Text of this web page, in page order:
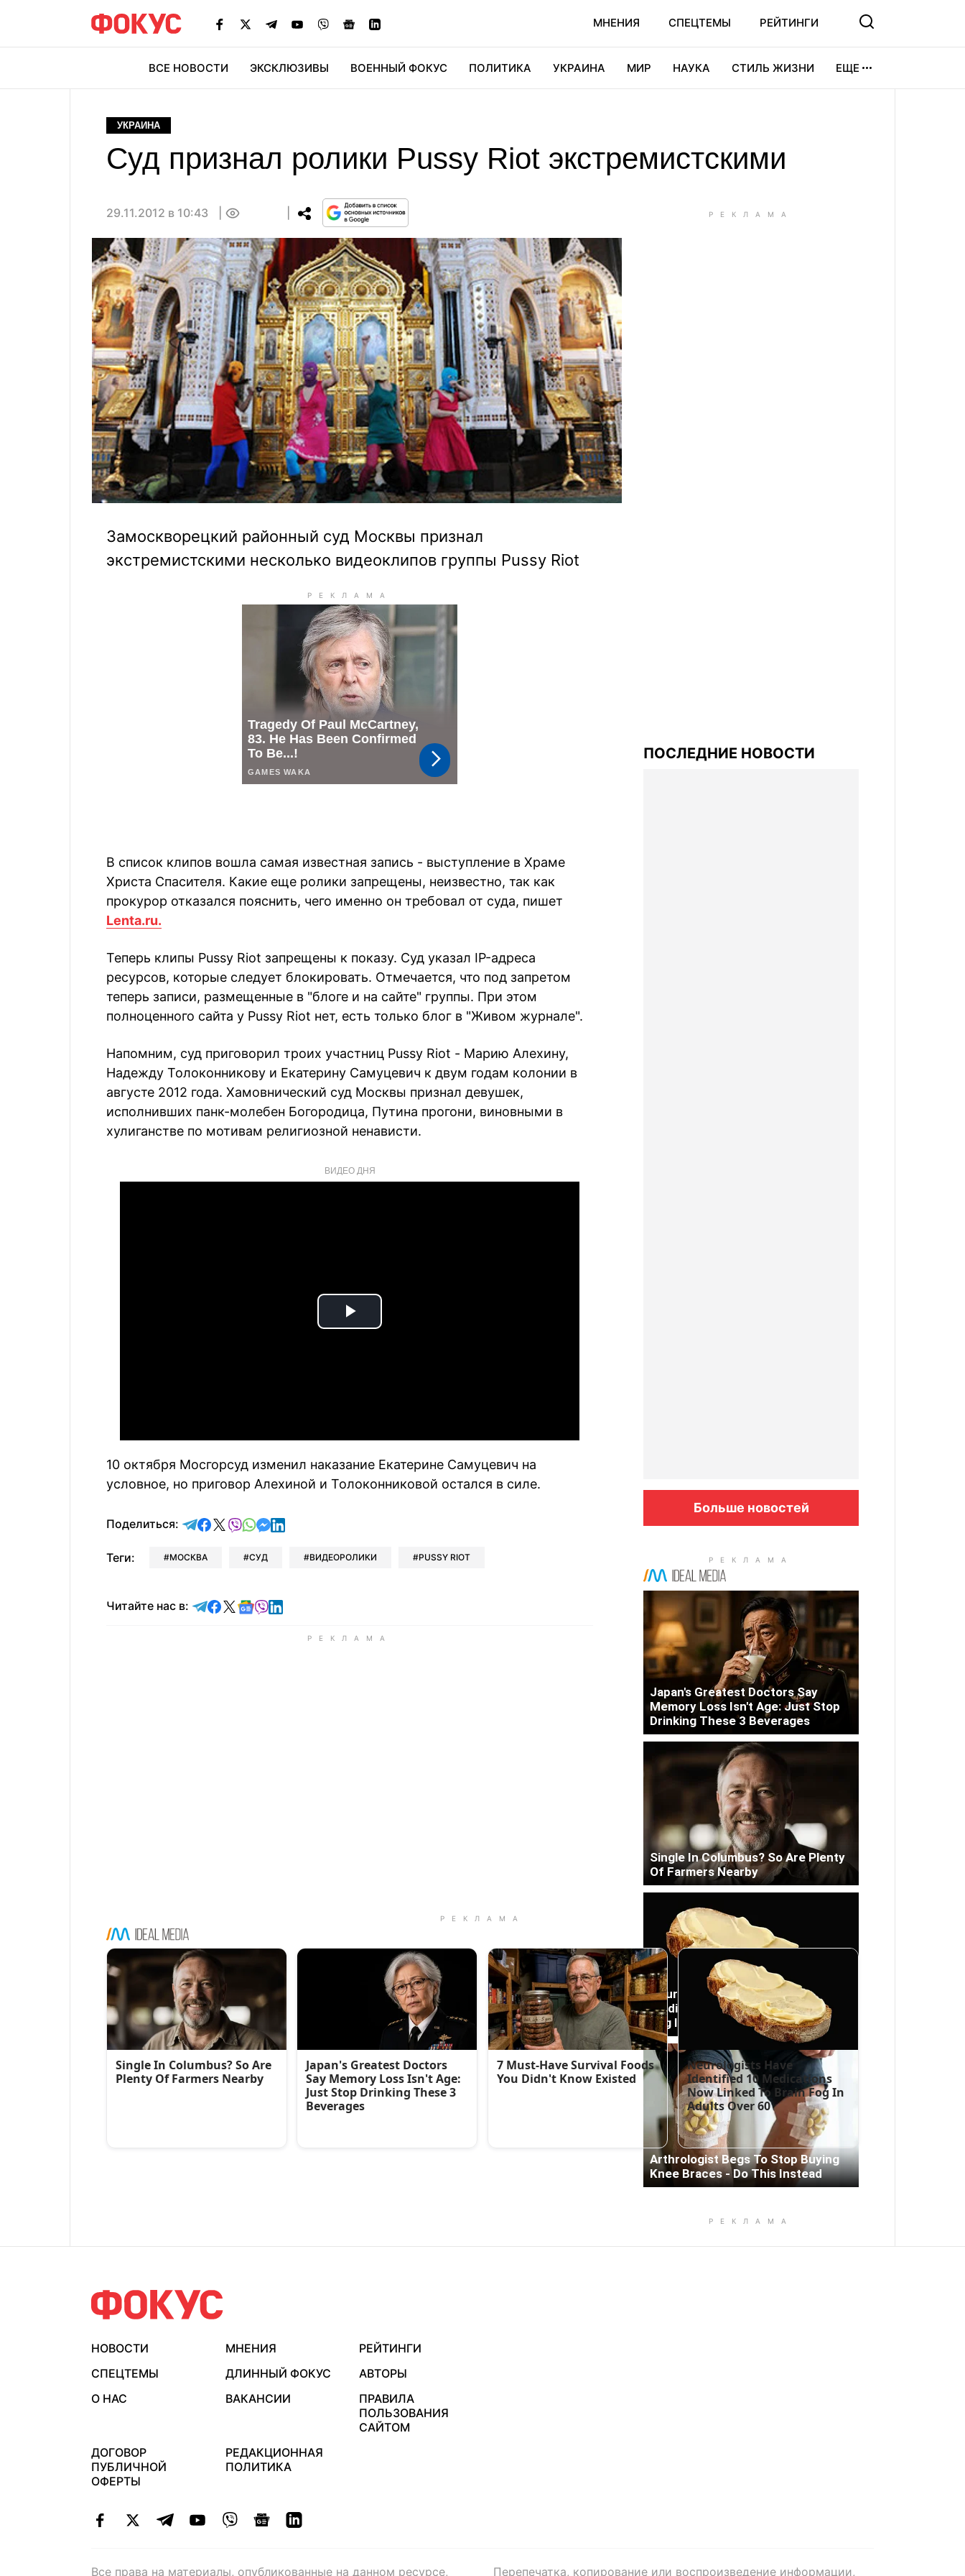
МНЕНИЯ СПЕЦТЕМЫ РЕЙТИНГИ
ВСЕ НОВОСТИ ЭКСКЛЮЗИВЫ ВОЕННЫЙ ФОКУС ПОЛИТИКА УКРАИНА МИР НАУКА СТИЛЬ ЖИЗНИ ЕЩЕ
УКРАИНА
Суд признал ролики Pussy Riot экстремистскими
29.11.2012 в 10:43
Замоскворецкий районный суд Москвы признал
экстремистскими несколько видеоклипов группы Pussy Riot
В список клипов вошла самая известная запись - выступление в Храме
Христа Спасителя. Какие еще ролики запрещены, неизвестно, так как
прокурор отказался пояснить, чего именно он требовал от суда, пишет
Lenta.ru.
Теперь клипы Pussy Riot запрещены к показу. Суд указал IP-адреса
ресурсов, которые следует блокировать. Отмечается, что под запретом
теперь записи, размещенные в "блоге и на сайте" группы. При этом
полноценного сайта у Pussy Riot нет, есть только блог в "Живом журнале".
Напомним, суд приговорил троих участниц Pussy Riot - Марию Алехину,
Надежду Толоконникову и Екатерину Самуцевич к двум годам колонии в
августе 2012 года. Хамовнический суд Москвы признал девушек,
исполнивших панк-молебен Богородица, Путина прогони, виновными в
хулиганстве по мотивам религиозной ненависти.
ВИДЕО ДНЯ
Play
10 октября Мосгорсуд изменил наказание Екатерине Самуцевич на
условное, но приговор Алехиной и Толоконниковой остался в силе.
Поделиться: отправить в Telegram
поделиться в Facebook
поделиться в X
отправить в Viber
отправить в Whatsapp
отправить в Messenger
отправить в LinkedIn
Теги: МОСКВА СУД ВИДЕОРОЛИКИ PUSSY RIOT
Читайте нас в: Читайте в Telegram
Читайте в Facebook
Читайте в X
Читайте в Google news
Читайте в Viber
Читайте в LinkedIn
ПОСЛЕДНИЕ НОВОСТИ
Больше новостей
НОВОСТИ МНЕНИЯ
РЕЙТИНГИ
СПЕЦТЕМЫ
ДЛИННЫЙ ФОКУС
АВТОРЫ
О НАС
ВАКАНСИИ
ПРАВИЛА
ПОЛЬЗОВАНИЯ
САЙТОМ
ДОГОВОР
ПУБЛИЧНОЙ
ОФЕРТЫ
РЕДАКЦИОННАЯ
ПОЛИТИКА
Все права на материалы, опубликованные на данном ресурсе, Перепечатка, копирование или воспроизведение информации,